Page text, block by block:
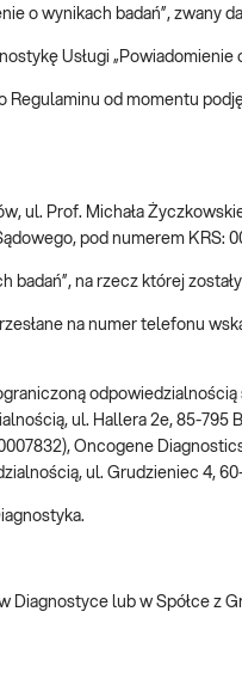
o wynikach badań”, zwany
Usługi
od momentu
ul. Prof. Michała
pod numerem KRS:
na rzecz której
na numer telefonu
ul. Hallera 2e, 85-
Oncogene
ul. Grudzieniec 4,
lub w Spółce z